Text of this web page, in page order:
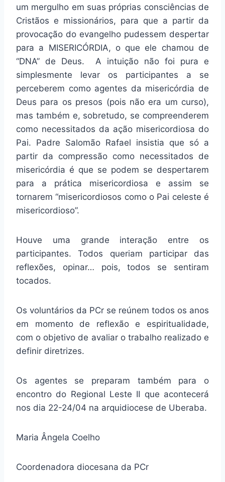
um mergulho em suas próprias consciências de
Cristãos e missionários, para que a partir da
provocação do evangelho pudessem despertar
para a MISERICÓRDIA, o que ele chamou de
“DNA” de Deus. A intuição não foi pura e
simplesmente levar os participantes a se
perceberem como agentes da misericórdia de
Deus para os presos (pois não era um curso),
mas também e, sobretudo, se compreenderem
como necessitados da ação misericordiosa do
Pai. Padre Salomão Rafael insistia que só a
partir da compressão como necessitados de
misericórdia é que se podem se despertarem
para a prática misericordiosa e assim se
tornarem “misericordiosos como o Pai celeste é
misericordioso”.
Houve uma grande interação entre os
participantes. Todos queriam participar das
reflexões, opinar… pois, todos se sentiram
tocados.
Os voluntários da PCr se reúnem todos os anos
em momento de reflexão e espiritualidade,
com o objetivo de avaliar o trabalho realizado e
definir diretrizes.
Os agentes se preparam também para o
encontro do Regional Leste II que acontecerá
nos dia 22-24/04 na arquidiocese de Uberaba.
Maria Ângela Coelho
Coordenadora diocesana da PCr